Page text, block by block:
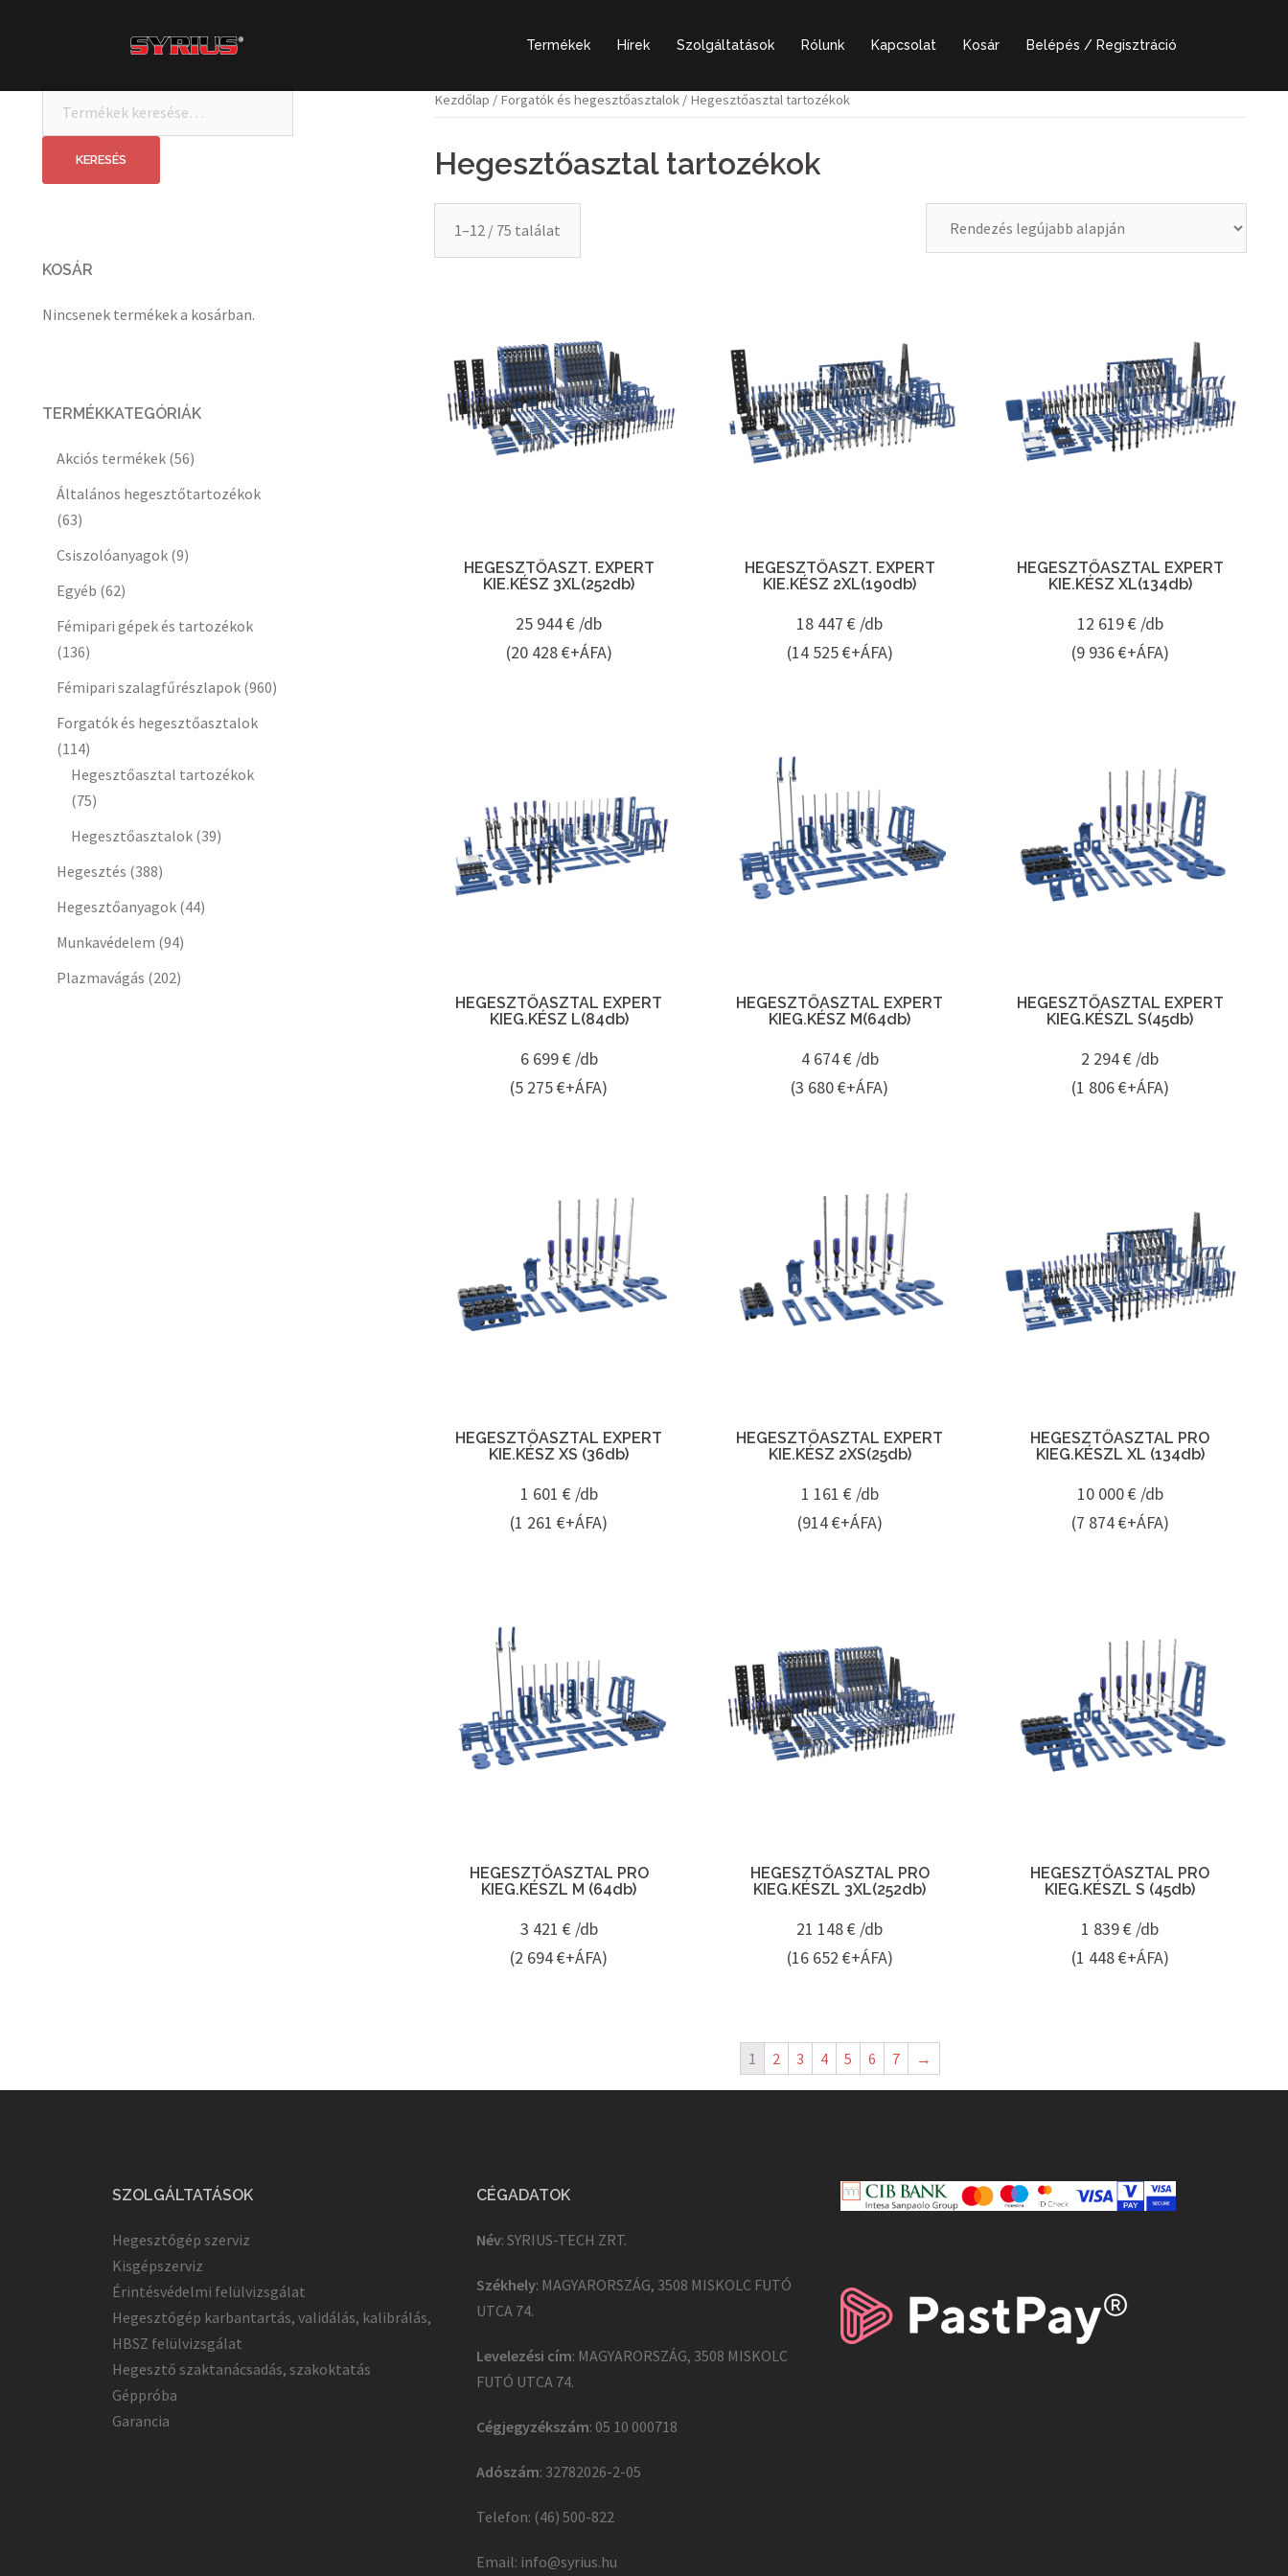
Termékek Hírek Szolgáltatások Rólunk Kapcsolat Kosár Belépés / Regisztráció
Kezdőlap / Forgatók és hegesztőasztalok / Hegesztőasztal tartozékok
Hegesztőasztal tartozékok
1–12 / 75 találat
HEGESZTŐASZT. EXPERT
KIE.KÉSZ 3XL(252db)
25 944€ /db
(20 428 €+ÁFA)
HEGESZTŐASZT. EXPERT
KIE.KÉSZ 2XL(190db)
18 447€ /db
(14 525 €+ÁFA)
HEGESZTŐASZTAL EXPERT
KIE.KÉSZ XL(134db)
12 619€ /db
(9 936 €+ÁFA)
HEGESZTŐASZTAL EXPERT
KIEG.KÉSZ L(84db)
6 699€ /db
(5 275 €+ÁFA)
HEGESZTŐASZTAL EXPERT
KIEG.KÉSZ M(64db)
4 674€ /db
(3 680 €+ÁFA)
HEGESZTŐASZTAL EXPERT
KIEG.KÉSZL S(45db)
2 294€ /db
(1 806 €+ÁFA)
HEGESZTŐASZTAL EXPERT
KIE.KÉSZ XS (36db)
1 601 € /db
(1 261 €+ÁFA)
HEGESZTŐASZTAL EXPERT
KIE.KÉSZ 2XS(25db)
1 161 € /db
(914 €+ÁFA)
HEGESZTŐASZTAL PRO
KIEG.KÉSZL XL (134db)
10 000€ /db
(7 874 €+ÁFA)
HEGESZTŐASZTAL PRO
KIEG.KÉSZL M (64db)
3 421 € /db
(2 694 €+ÁFA)
HEGESZTŐASZTAL PRO
KIEG.KÉSZL 3XL(252db)
21 148€ /db
(16 652 €+ÁFA)
HEGESZTŐASZTAL PRO
KIEG.KÉSZL S (45db)
1 839€ /db
(1 448 €+ÁFA)
1 2 3 4 5 6 7 →
következőre:
KERESÉS
KOSÁR
Nincsenek termékek a kosárban.
TERMÉKKATEGÓRIÁK
Akciós termékek (56)
Általános hegesztőtartozékok
(63)
Csiszolóanyagok (9)
Egyéb (62)
Fémipari gépek és tartozékok
(136)
Fémipari szalagfűrészlapok (960)
Forgatók és hegesztőasztalok
(114)
Hegesztőasztal tartozékok
(75)
Hegesztőasztalok (39)
Hegesztés (388)
Hegesztőanyagok (44)
Munkavédelem (94)
Plazmavágás (202)
SZOLGÁLTATÁSOK
Hegesztőgép szerviz
Kisgépszerviz
Érintésvédelmi felülvizsgálat
Hegesztőgép karbantartás, validálás, kalibrálás,
HBSZ felülvizsgálat
Hegesztő szaktanácsadás, szakoktatás
Géppróba
Garancia
CÉGADATOK
Név: SYRIUS-TECH ZRT.
Székhely: MAGYARORSZÁG, 3508 MISKOLC FUTÓ
UTCA 74.
Levelezési cím: MAGYARORSZÁG, 3508 MISKOLC
FUTÓ UTCA 74.
Cégjegyzékszám: 05 10 000718
Adószám: 32782026-2-05
Telefon: (46) 500-822
Email: info@syrius.hu